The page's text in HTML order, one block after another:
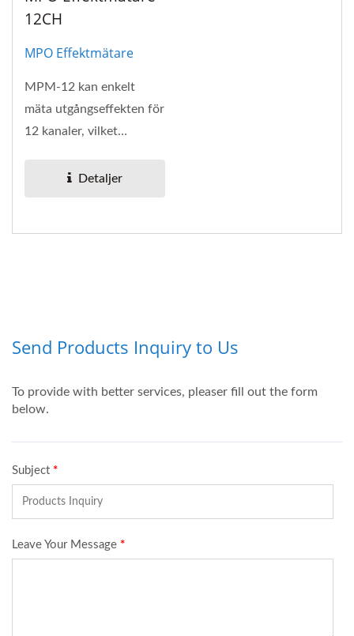
12CH
MPO Effektmätare
MPM-12 kan enkelt
mäta utgångseffekten för
12 kanaler, vilket
kvalitetskontroll...
Detaljer